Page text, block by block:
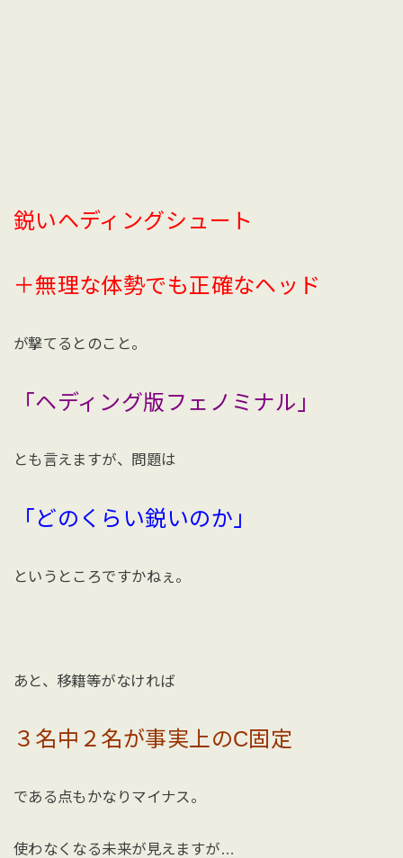
鋭いヘディングシュート
＋無理な体勢でも正確なヘッド
が撃てるとのこと。
「ヘディング版フェノミナル」
とも言えますが、問題は
「どのくらい鋭いのか」
というところですかねぇ。
あと、移籍等がなければ
３名中２名が事実上のC固定
である点もかなりマイナス。
使わなくなる未来が見えますが…